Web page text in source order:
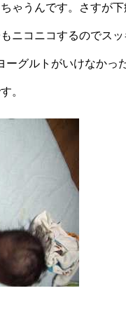
ゃうんです。さすが下
ニコニコするのでスッ
グルトがいけなかっ
。